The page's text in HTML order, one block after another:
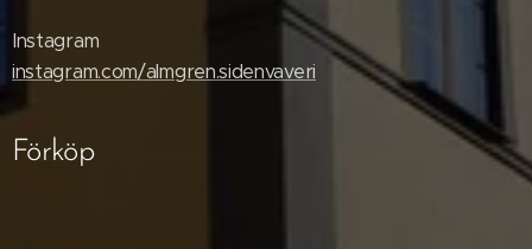
Instagram
instagram.com/almgren.sidenvaveri
Förköp